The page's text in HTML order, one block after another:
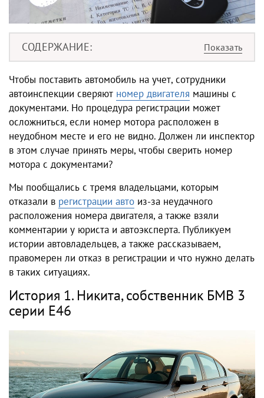
СОДЕРЖАНИЕ
Чтобы поставить автомобиль на учет, сотрудники
автоинспекции сверяют номер двигателя машины с
документами. Но процедура регистрации может
осложниться, если номер мотора расположен в
неудобном месте и его не видно. Должен ли инспектор
в этом случае принять меры, чтобы сверить номер
мотора с документами?
Мы пообщались с тремя владельцами, которым
отказали в регистрации авто из-за неудачного
расположения номера двигателя, а также взяли
комментарии у юриста и автоэксперта. Публикуем
истории автовладельцев, а также рассказываем,
правомерен ли отказ в регистрации и что нужно делать
в таких ситуациях.
История 1. Никита, собственник БМВ 3
серии E46